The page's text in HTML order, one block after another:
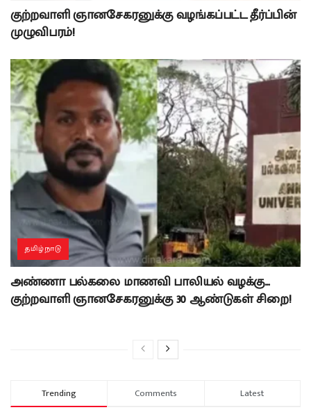
குற்றவாளி ஞானசேகரனுக்கு வழங்கப்பட்ட தீர்ப்பின்
முழுவிபரம்!
தமிழ்நாடு
அண்ணா பல்கலை மாணவி பாலியல் வழக்கு…
குற்றவாளி ஞானசேகரனுக்கு 30 ஆண்டுகள் சிறை!
Trending Comments Latest